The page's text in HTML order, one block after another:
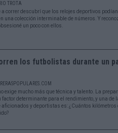
TROTA
a correr descubrí que los relojes deportivos
una colección interminable de números. Y
un poco con ellos.
los futbolistas durante un
exige mucho más que técnica y talento. La
factor determinante para el rendimiento, y una de
aficionados y deportistas es: ¿Cuántos